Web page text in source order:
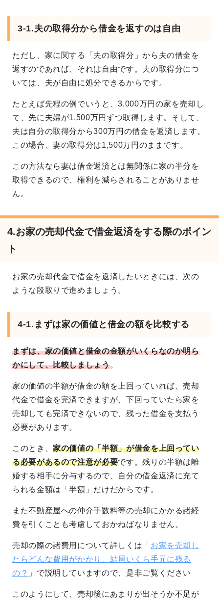
3-1.夫の取得分から借金を返すのは自由
ただし、家に関する「夫の取得分」から夫の借金を
返すのであれば、それは自由です。夫の取得分につ
いては、夫が自由に処分できるからです。
たとえば先程の例でいうと、3,000万円の家を売却し
て、先に夫婦が1,500万円ずつ取得します。そして、
夫は自分の取得分から300万円の借金を返済します。
この場合、妻の取得分は1,500万円のままです。
この方法なら妻は借金返済とは無関係に家の半分を
取得できるので、権利を減らされることがありませ
ん。
4.お家の売却代金で借金返済をする際のポイン
ト
お家の売却代金で借金を返済したいときには、次の
ような段取りで進めましょう。
4-1.まずは家の価値と借金の額を比較する
まずは、家の価値と借金の金額がいくらなのか明ら
かにして、比較しましょう。
家の価値の半額が借金の額を上回っていれば、売却
代金で借金を完済できますが、下回っていたら家を
売却しても完済できないので、残った借金を支払う
必要があります。
このとき、家の価値の「半額」が借金を上回ってい
る必要があるので注意が必要です。残りの半額は離
婚する相手に分与するので、自分の借金返済に充て
られる金額は「半額」だけだからです。
また不動産屋への仲介手数料等の売却にかかる諸経
費を引くことも考慮しておかねばなりません。
売却の際の諸費用について詳しくは「 お家を売却し
たらどんな費用がかかり、結局いくら手元に残る
の？ 」で説明していますので、是非ご覧ください
このようにして、売却後にあまりが出そうか不足が